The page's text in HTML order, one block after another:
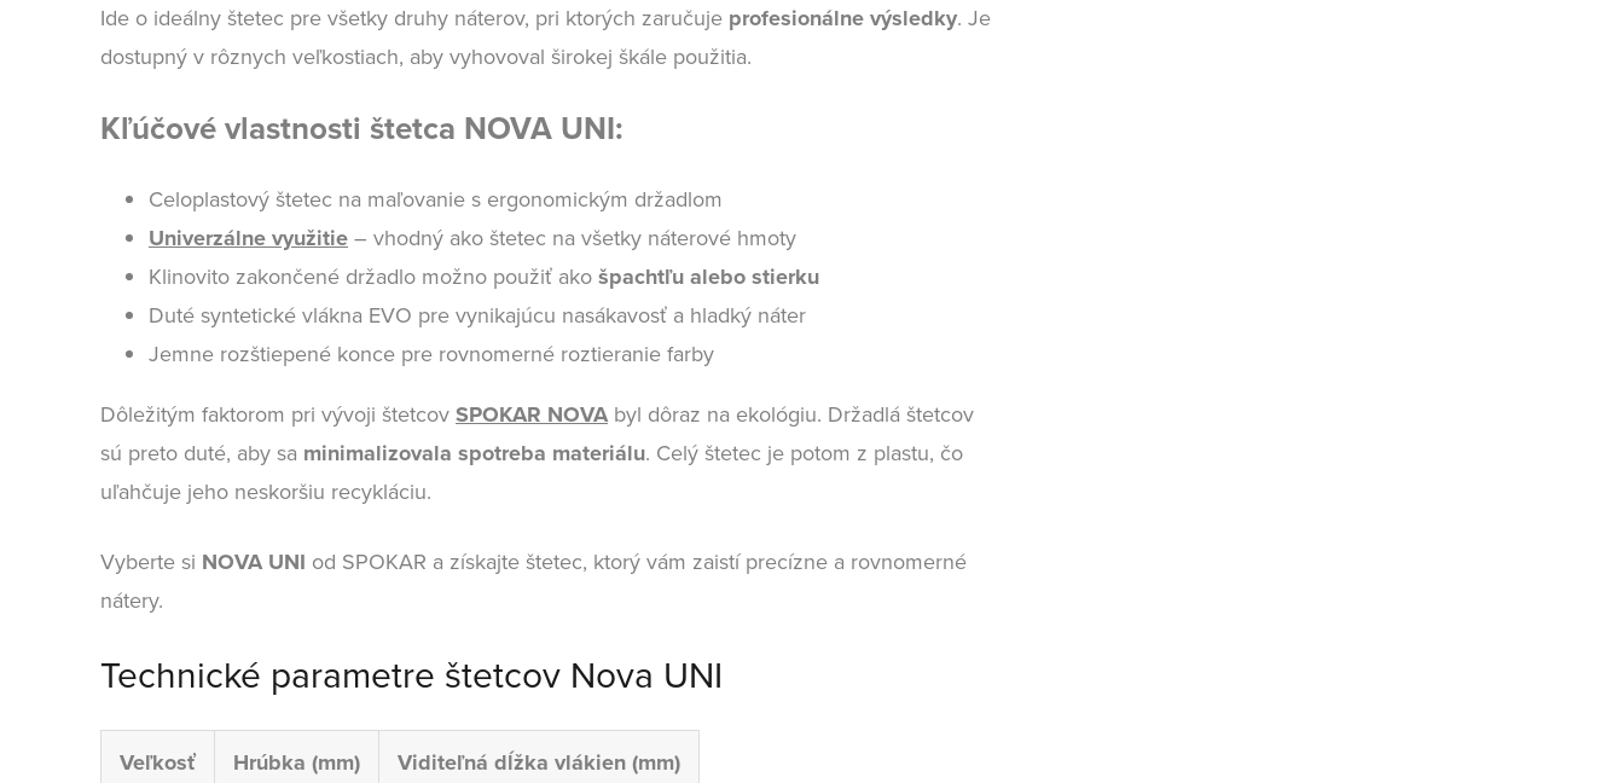
Ide o ideálny štetec pre všetky druhy náterov, pri ktorých zaručuje profesionálne výsledky. Je
dostupný v rôznych veľkostiach, aby vyhovoval širokej škále použitia.
Kľúčové vlastnosti štetca NOVA UNI:
Celoplastový štetec na maľovanie s ergonomickým držadlom
Univerzálne využitie – vhodný ako štetec na všetky náterové hmoty
Klinovito zakončené držadlo možno použiť ako špachtľu alebo stierku
Duté syntetické vlákna EVO pre vynikajúcu nasákavosť a hladký náter
Jemne rozštiepené konce pre rovnomerné roztieranie farby
Dôležitým faktorom pri vývoji štetcov SPOKAR NOVA byl dôraz na ekológiu. Držadlá štetcov
sú preto duté, aby sa minimalizovala spotreba materiálu. Celý štetec je potom z plastu, čo
uľahčuje jeho neskoršiu recykláciu.
Vyberte si NOVA UNI od SPOKAR a získajte štetec, ktorý vám zaistí precízne a rovnomerné
nátery.
Technické parametre štetcov Nova UNI
Veľkosť Hrúbka (mm) Viditeľná dĺžka vlákien (mm)